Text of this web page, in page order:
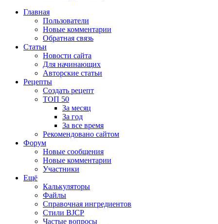
Главная
Пользователи
Новые комментарии
Обратная связь
Статьи
Новости сайта
Для начинающих
Авторские статьи
Рецепты
Создать рецепт
ТОП 50
За месяц
За год
За все время
Рекомендовано сайтом
Форум
Новые сообщения
Новые комментарии
Участники
Ещё
Калькуляторы
Файлы
Справочная ингредиентов
Стили BJCP
Частые вопросы